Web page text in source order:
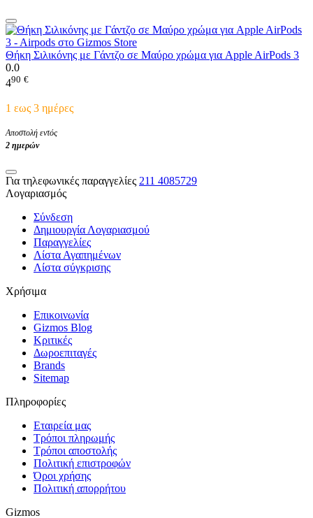
Θήκη Σιλικόνης με Γάντζο σε Μαύρο χρώμα για Apple AirPods 3
0.0
490 €
1 εως 3 ημέρες
Αποστολή εντός
2 ημερών
Για τηλεφωνικές παραγγελίες 211 4085729
Λογαριασμός
Σύνδεση
Δημιουργία Λογαριασμού
Παραγγελίες
Λίστα Αγαπημένων
Λίστα σύγκρισης
Χρήσιμα
Επικοινωνία
Gizmos Blog
Κριτικές
Δωροεπιταγές
Brands
Sitemap
Πληροφορίες
Εταιρεία μας
Τρόποι πληρωμής
Τρόποι αποστολής
Πολιτική επιστροφών
Όροι χρήσης
Πολιτική απορρήτου
Gizmos